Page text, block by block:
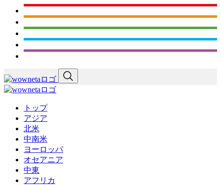
トップ
アジア
北米
中南米
ヨーロッパ
オセアニア
中東
アフリカ